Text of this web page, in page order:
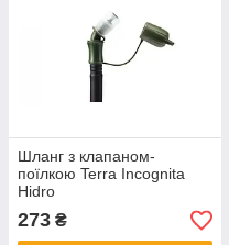
Шланг з клапаном-
поїлкою Terra Incognita
Hidro
273 ₴